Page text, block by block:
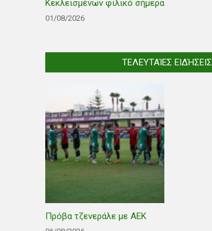
Κεκλεισμένων φιλικό σήμερα
01/08/2026
ΤΕΛΕΥΤΑΊΕΣ ΕΙΔΉΣΕΙΣ
Πρόβα τζενεράλε με ΑΕΚ